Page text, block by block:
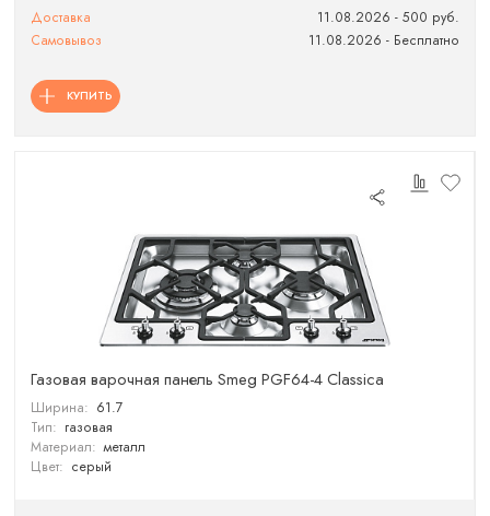
Доставка
11.08.2026 - 500 руб.
Самовывоз
11.08.2026 - Бесплатно
КУПИТЬ
Газовая варочная панель Smeg PGF64-4 Classica
Ширина: 61.7
Тип: газовая
Материал: металл
Цвет: серый